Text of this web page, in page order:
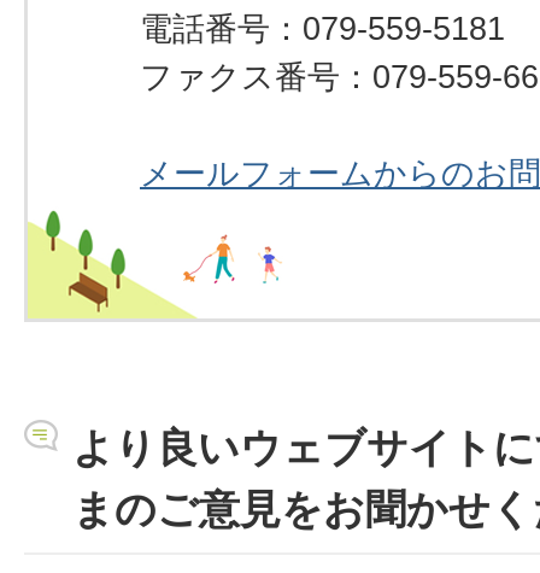
電話番号：079-559-5181
ファクス番号：079-559-
メールフォームからのお
より良いウェブサイト
まのご意見をお聞かせ